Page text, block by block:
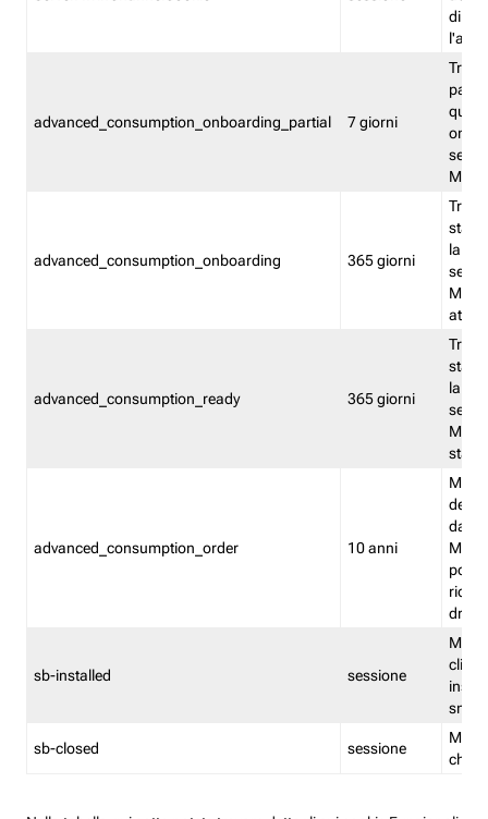
advanced_consumption_onboarding_partial 7 giorni
advanced_consumption_onboarding 365 giorni
stata
la
advanced_consumption_ready 365 giorni
stata
la
stato
advanced_consumption_order 10 anni
delle
sb-installed sessione
sb-closed sessione